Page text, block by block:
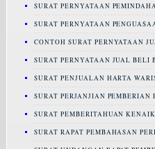
SURAT PERNYATAAN
SURAT PERNYATAAN
CONTOH SURAT PERNYATAAN
SURAT PERNYATAAN JUAL
SURAT PENJUALAN HARTA
SURAT PERJANJIAN PEMBERIAN
SURAT PEMBERITAHUAN
SURAT RAPAT PEMBAHASAN